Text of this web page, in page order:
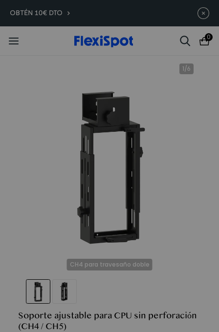
Termina en 10d : 20 : 30 : 08
0
1/6
CH4 para travesaño doble
Soporte ajustable para CPU sin perforación
(CH4 / CH5)
OBTÉN 10€ DTO